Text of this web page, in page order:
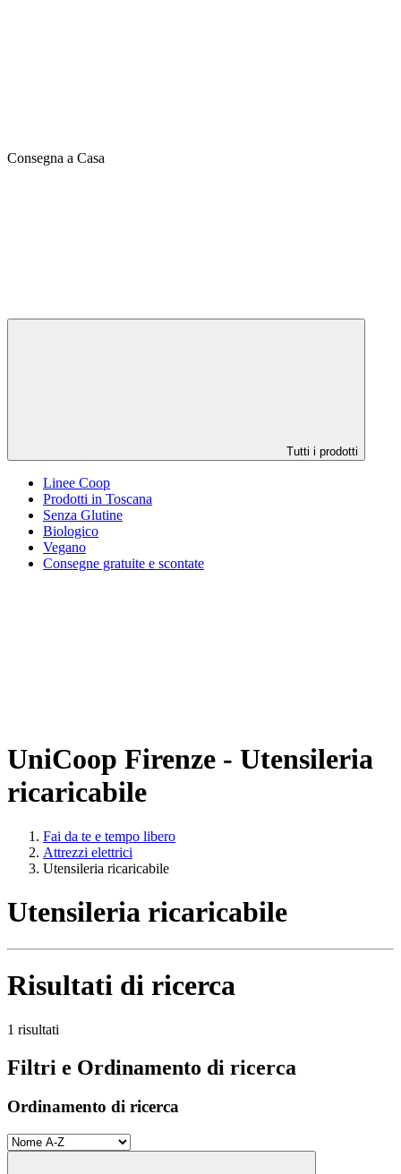
Consegna a Casa
Tutti i prodotti
Linee Coop
Prodotti in Toscana
Senza Glutine
Biologico
Vegano
Consegne gratuite e scontate
UniCoop Firenze - Utensileria
ricaricabile
Fai da te e tempo libero
Attrezzi elettrici
Utensileria ricaricabile
Utensileria ricaricabile
Risultati di ricerca
1 risultati
Filtri e Ordinamento di ricerca
Ordinamento di ricerca